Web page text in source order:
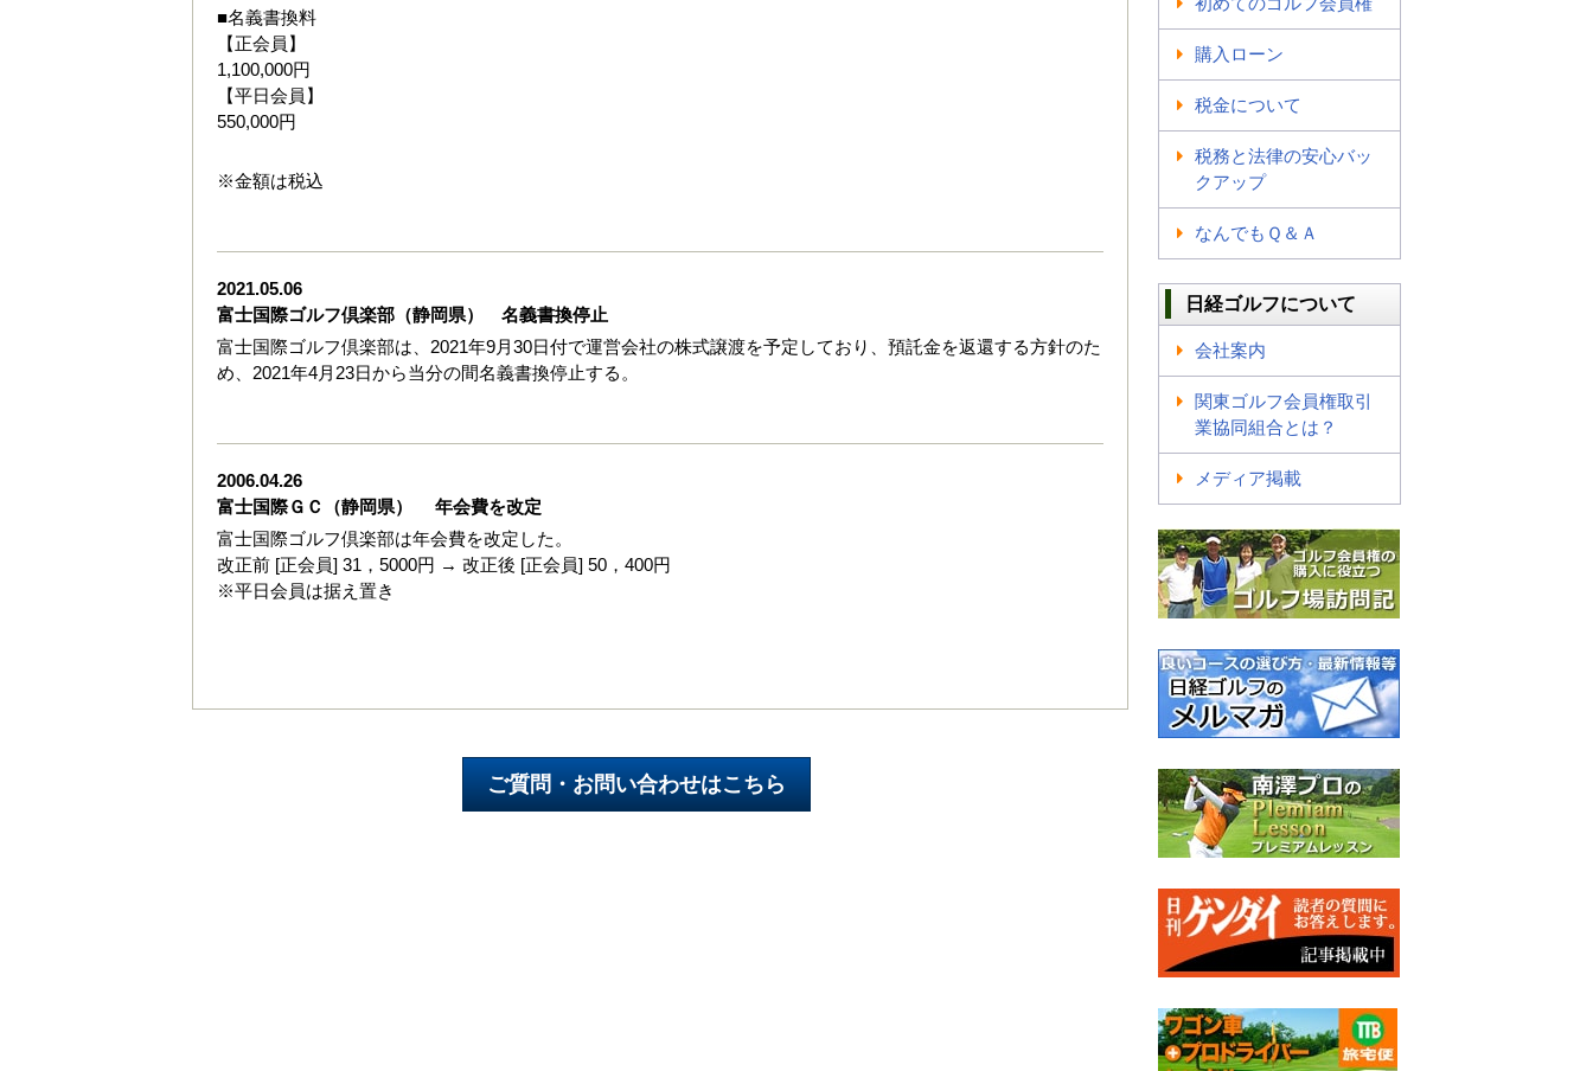
■名義書換料
【正会員】
1,100,000円
【平日会員】
550,000円
※金額は税込
2021.05.06
富士国際ゴルフ倶楽部（静岡県） 名義書換停止
富士国際ゴルフ倶楽部は、2021年9月30日付で運営会社の株式譲渡を予定しており、預託金を返還する方針のた
め、2021年4月23日から当分の間名義書換停止する。
2006.04.26
富士国際ＧＣ（静岡県） 年会費を改定
富士国際ゴルフ倶楽部は年会費を改定した。
改正前 [正会員] 31，5000円 → 改正後 [正会員] 50，400円
※平日会員は据え置き
購入ローン
税金について
税務と法律の安心バッ
クアップ
なんでもＱ＆Ａ
日経ゴルフについて
会社案内
関東ゴルフ会員権取引
業協同組合とは？
メディア掲載